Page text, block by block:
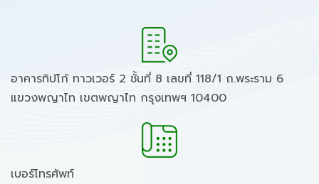
อาคารทิปโก้ ทาวเวอร์ 2 ชั้นที่ 8 เลขที่ 118/1 ถ.พระราม 6
แขวงพญาไท เขตพญาไท กรุงเทพฯ 10400
เบอร์โทรศัพท์